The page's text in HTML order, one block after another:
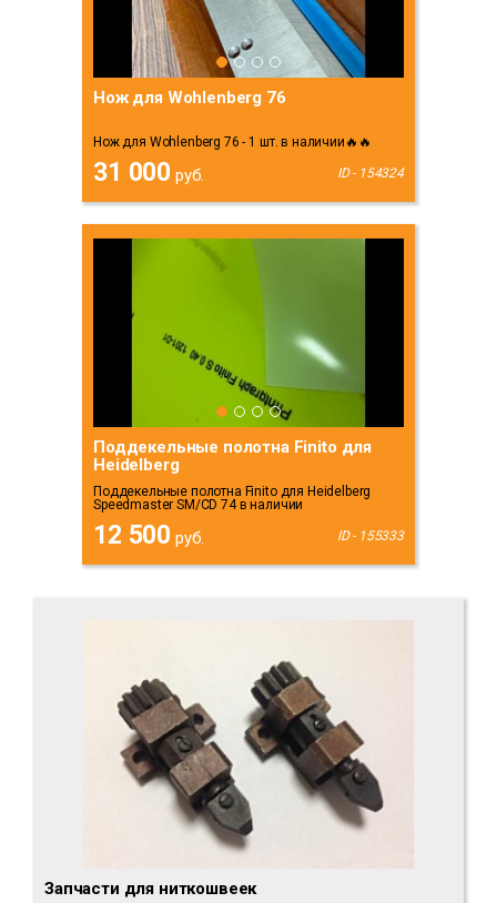
Нож для Wohlenberg 76
Нож для Wohlenberg 76 - 1 шт. в наличии🔥🔥
31 000 руб. ID - 154324
Поддекельные полотна Finito для
Heidelberg
Поддекельные полотна Finito для Heidelberg
Speedmaster SM/CD 74 в наличии
12 500 руб. ID - 155333
Запчасти для ниткошвеек